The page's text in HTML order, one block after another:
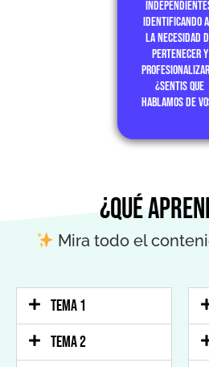
identificando
la necesidad
pertenecer y
¿Sentis que
hablamos de
¿Qué
Mira todo el
TEMA 1
TEMA 2